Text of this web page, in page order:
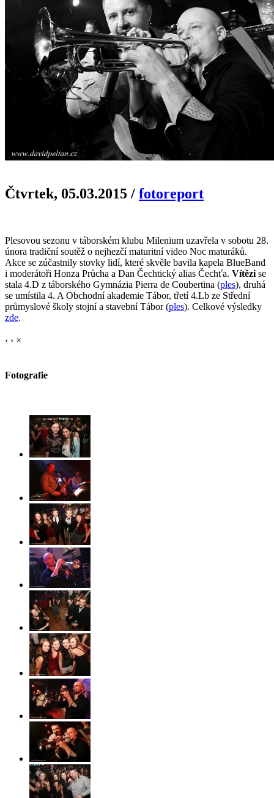
Čtvrtek, 05.03.2015 / fotoreport
Plesovou sezonu v táborském klubu Milenium uzavřela v sobotu 28.
února tradiční soutěž o nejhezčí maturitní video Noc maturáků.
Akce se zúčastnily stovky lidí, které skvěle bavila kapela BlueBand
i moderátoři Honza Průcha a Dan Čechtický alias Čechťa. Vítězi se
stala 4.D z táborského Gymnázia Pierra de Coubertina (ples), druhá
se umístila 4. A Obchodní akademie Tábor, třetí 4.Lb ze Střední
průmyslové školy stojní a stavební Tábor (ples). Celkové výsledky
zde.
‹ › ×
Fotografie